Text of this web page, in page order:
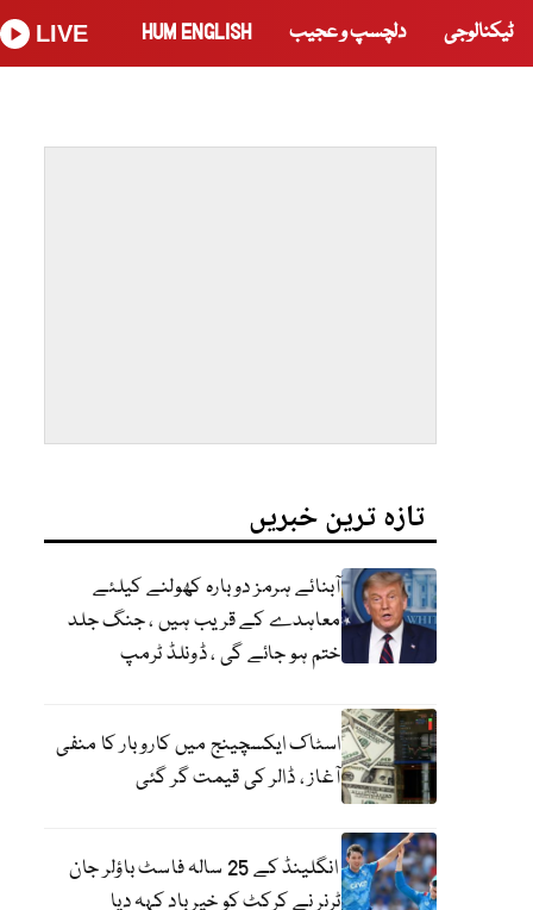
ٹیکنالوجی دلچسپ و عجیب HUM ENGLISH
LIVE
تازہ ترین خبریں
آبنائے ہرمز دوبارہ کھولنے کیلئے
معاہدے کے قریب ہیں ، جنگ جلد
ختم ہو جائے گی ، ڈونلڈ ٹرمپ
اسٹاک ایکسچینج میں کاروبار کا منفی
آغاز ، ڈالر کی قیمت گر گئی
انگلینڈ کے 25 سالہ فاسٹ باؤلر جان
ٹرنر نے کرکٹ کو خیر باد کہہ دیا